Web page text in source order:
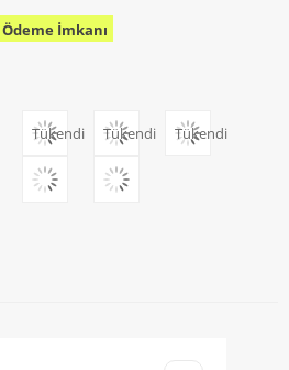
İmkanı
Tükendi Tükendi Tükendi